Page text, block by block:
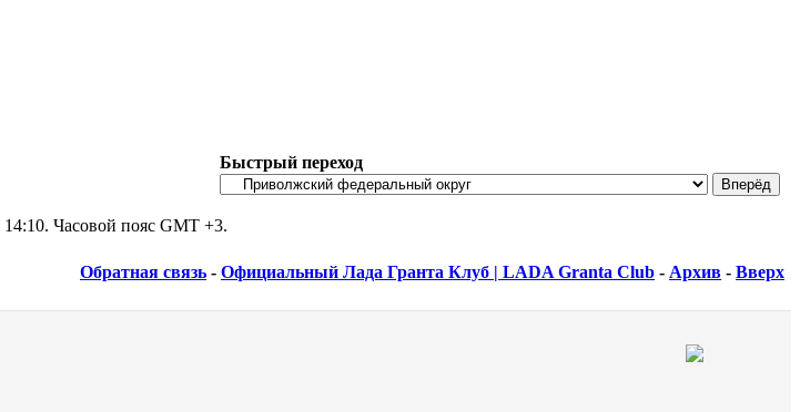
Быстрый переход
14:10. Часовой пояс GMT +3.
Обратная связь - Официальный Лада Гранта Клуб | LADA Granta Club - Архив - Вверх